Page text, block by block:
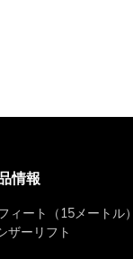
情報
ィート（15メートル）
ザーリフト